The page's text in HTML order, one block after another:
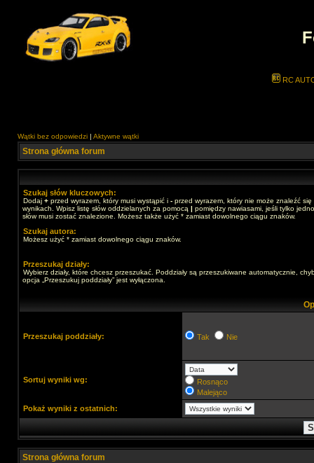
RC
Wątki bez odpowiedzi | Aktywne wątki
Strona główna forum
Szukaj słów kluczowych:
Dodaj + przed wyrazem, który musi wystąpić i - przed wyrazem, który nie może znaleźć się
wynikach. Wpisz listę słów oddzielanych za pomocą | pomiędzy nawiasami, jeśli tylko
słów musi zostać znalezione. Możesz także użyć * zamiast dowolnego ciągu znaków.
Szukaj autora:
Możesz użyć * zamiast dowolnego ciągu znaków.
Przeszukaj działy:
Wybierz działy, które chcesz przeszukać. Poddziały są przeszukiwane automatycznie,
opcja „Przeszukuj poddziały” jest wyłączona.
Przeszukaj poddziały: Tak Nie
Sortuj wyniki wg:
Rosnąco
Malejąco
Pokaż wyniki z ostatnich:
Strona główna forum